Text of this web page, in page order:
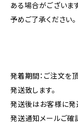
ある場合がございます
予めご了承ください。
発着期間：ご注文を
発送致します。
発送後はお客様に発
発送通知メールご確